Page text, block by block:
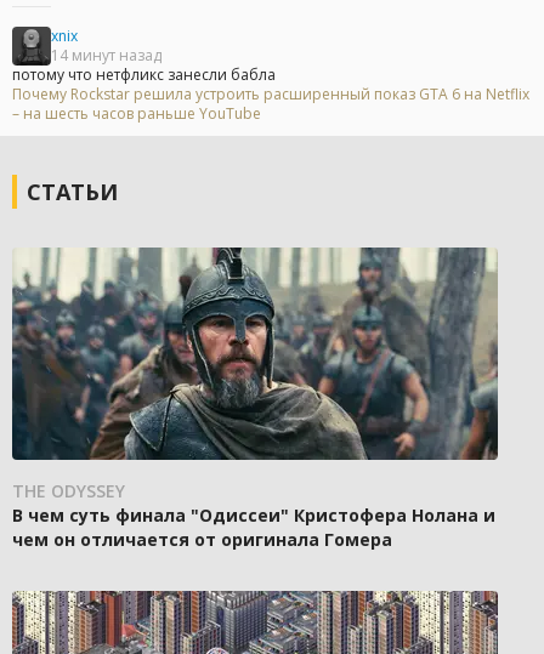
xnix
14 минут назад
потому что нетфликс занесли бабла
Почему Rockstar решила устроить расширенный показ GTA 6 на Netflix
– на шесть часов раньше YouTube
СТАТЬИ
THE ODYSSEY
В чем суть финала "Одиссеи" Кристофера Нолана и
чем он отличается от оригинала Гомера